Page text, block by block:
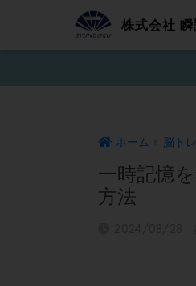
株式会社 瞬
ホーム 脳トレ
一時記憶
方法